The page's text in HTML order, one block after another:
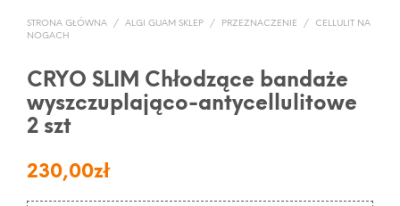
STRONA GŁÓWNA / ALGI GUAM SKLEP / PRZEZNACZENIE /
CELLULIT NA
NOGACH
CRYO SLIM Chłodzące bandaże
wyszczuplająco-antycellulitowe
2 szt
230,00zł